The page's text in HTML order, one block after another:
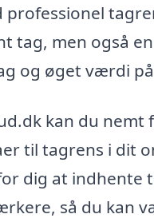
professionel
tag, men også
og øget værdi
kan du nemt
til tagrens i dit
dig at indhente
så du kan